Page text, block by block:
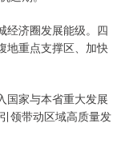
经济圈发展能级。四
地重点支撑区、加快
国家与本省重大发展
领带动区域高质量发